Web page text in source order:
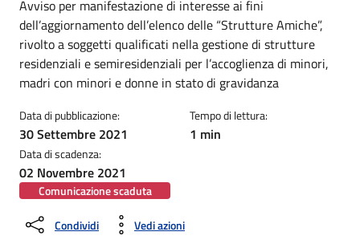
Dettagli della notizia
Avviso per manifestazione di interesse ai fini
dell’aggiornamento dell’elenco delle “Strutture Amiche”,
rivolto a soggetti qualificati nella gestione di strutture
residenziali e semiresidenziali per l’accoglienza di minori,
madri con minori e donne in stato di gravidanza
Data di pubblicazione:
30 Settembre 2021
Data di scadenza:
02 Novembre 2021
Comunicazione scaduta
Tempo di lettura:
1 min
Condividi Vedi azioni